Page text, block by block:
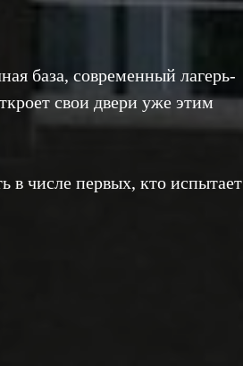
база, современный лагерь-
свои двери уже этим
в числе первых, кто испытает